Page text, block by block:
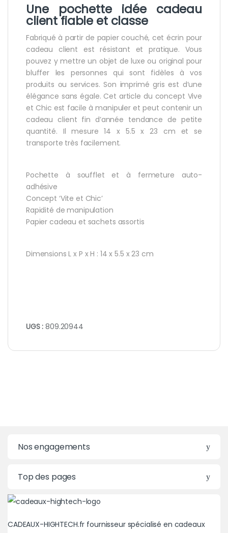
Une pochette idée cadeau
clientfiable et classe
Fabriqué à partir de papier couché, cet écrin pour
cadeau client est résistant et pratique. Vous
pouvez y mettre un objet de luxe ou original pour
bluffer les personnes qui sont fidèles à vos
produits ou services. Son imprimé gris est d’une
élégance sans égale. Cet article du concept Vive
et Chic est facile à manipuler et peut contenir un
cadeau client fin d’année tendance de petite
quantité. Il mesure 14 x 5.5 x 23 cm et se
transporte très facilement.
Pochette à soufflet et à fermeture auto-
adhésive
Concept ‘Vite et Chic’
Rapidité de manipulation
Papier cadeau et sachets assortis
Dimensions L x P x H : 14 x 5.5 x 23 cm
UGS :809.20944
Nos engagements
Top des pages
CADEAUX-HIGHTECH.fr fournisseur spécialisé en cadeaux